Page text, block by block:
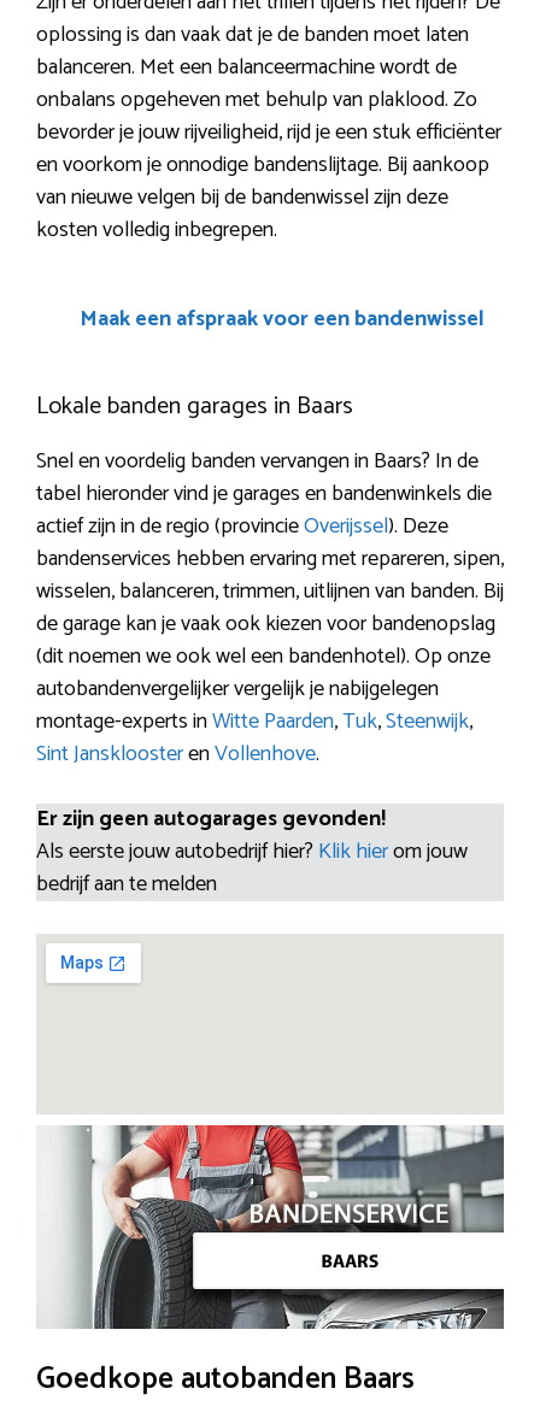
oplossing is dan vaak dat je de banden moet laten
balanceren. Met een balanceermachine wordt de
onbalans opgeheven met behulp van plaklood. Zo
bevorder je jouw rijveiligheid, rijd je een stuk efficiënter
en voorkom je onnodige bandenslijtage. Bij aankoop
van nieuwe velgen bij de bandenwissel zijn deze
kosten volledig inbegrepen.
Maak een afspraak voor een bandenwissel
Lokale banden garages in Baars
Snel en voordelig banden vervangen in Baars? In de
tabel hieronder vind je garages en bandenwinkels die
actief zijn in de regio (provincieOverijssel). Deze
bandenservices hebben ervaring met repareren, sipen,
wisselen, balanceren, trimmen, uitlijnen van banden. Bij
de garage kan je vaak ook kiezen voor bandenopslag
(dit noemen we ook wel een bandenhotel). Op onze
autobandenvergelijker vergelijk je nabijgelegen
montage-experts inWitte Paarden,Tuk,Steenwijk,
Sint JanskloosterenVollenhove.
Er zijn geen autogarages gevonden!
Als eerste jouw autobedrijf hier? Klik hierom jouw
bedrijf aan te melden
Goedkope autobanden Baars